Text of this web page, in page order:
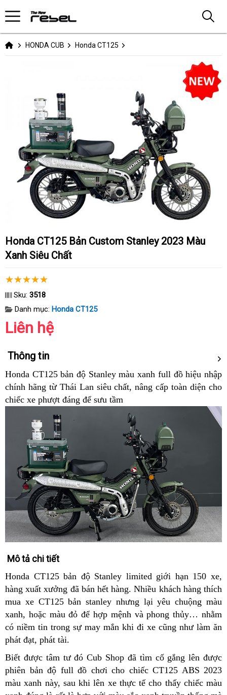
HONDA CUB Honda CT125
Honda CT125 Bản Custom Stanley 2023 Màu
Xanh Siêu Chất
Sku: 3518
Danh mục: Honda CT125
Liên hệ
Thông tin
Honda CT125 bản độ Stanley màu xanh full đồ hiệu nhập
chính hãng từ Thái Lan siêu chất, nâng cấp toàn diện cho
chiếc xe phượt đáng để sưu tầm
Mô tả chi tiết
Honda CT125 bản độ Stanley limited giới hạn 150 xe,
hàng xuất xưởng đã bán hết hàng. Nhiều khách hàng thích
mua xe CT125 bản stanley nhưng lại yêu chuộng màu
xanh, hoặc màu đỏ để hợp mệnh và phong thủy… nhằm
có niềm tin trong sự may mắn khi đi xe cũng như làm ăn
phát đạt, phát tài.
Biết được tâm tư đó Cub Shop đã tìm cố gắng lên được
phiên bản độ full đồ chơi cho chiếc CT125 ABS 2023
màu xanh này, sau khi lên xe thực tế cho thấy chiếc màu